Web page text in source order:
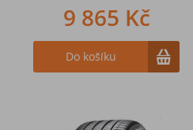
9 865 Kč
Do košíku